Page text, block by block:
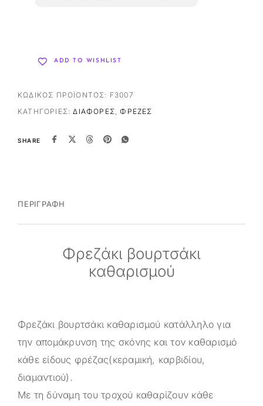
ADD TO WISHLIST
ΚΩΔΙΚΌΣ ΠΡΟΪΌΝΤΟΣ: F3007
ΚΑΤΗΓΟΡΊΕΣ:ΔΙΆΦΟΡΕΣ,ΦΡΈΖΕΣ
SHARE
ΠΕΡΙΓΡΑΦΉ
Φρεζάκι βουρτσάκι
καθαρισμού
Φρεζάκι βουρτσάκι καθαρισμού κατάλληλο για
την απομάκρυνση της σκόνης και τον καθαρισμό
κάθε είδους φρέζας(κεραμική, καρβιδίου,
διαμαντιού).
Με τη δύναμη του τροχού καθαρίζουν κάθε